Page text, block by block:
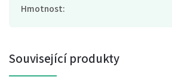
Hmotnost:
Související produkty